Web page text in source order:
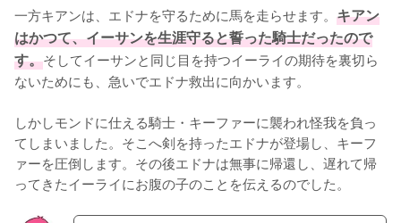
一方キアンは、エドナを守るために馬を走らせます。 キアン
はかつて、イーサンを生涯守ると誓った騎士だったので
す。そしてイーサンと同じ目を持つイーライの期待を裏切ら
ないためにも、急いでエドナ救出に向かいます。
しかしモンドに仕える騎士・キーファーに襲われ怪我を負っ
てしまいました。そこへ剣を持ったエドナが登場し、キーフ
ァーを圧倒します。その後エドナは無事に帰還し、遅れて帰
ってきたイーライにお腹の子のことを伝えるのでした。